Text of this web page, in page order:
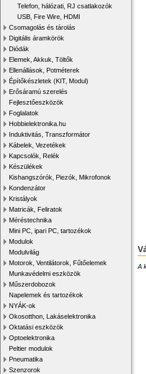
Telefon, hálózati, RJ csatlakozók
USB, Fire Wire, HDMI
Csomagolás és tárolás
Digitális áramkörök
Diódák
Elemek, Akkuk, Töltők
Ellenállások, Potméterek
Építőkészletek (KIT, Modul)
Erősáramú szerelés
Fejlesztőeszközök
Foglalatok
Hobbielektronika.hu
Induktivitás, Transzformátor
Kábelek, Vezetékek
Kapcsolók, Relék
Készülékek
Kishangszórók, Piezók, Mikrofonok
Kondenzátor
Kristályok
Matricák, Feliratok
Méréstechnika
Mini PC, ipari PC, tartozékok
Modulok
Modulvilág
Motorok, Ventilátorok, Fűtőelemek
Munkavédelmi eszközök
Műszerdobozok
Napelemek és tartozékok
NYÁK-ok
Okosotthon, Lakáselektronika
Oktatási eszközök
Optoelektronika
Peltier modulok
Pneumatika
Szenzorok
A